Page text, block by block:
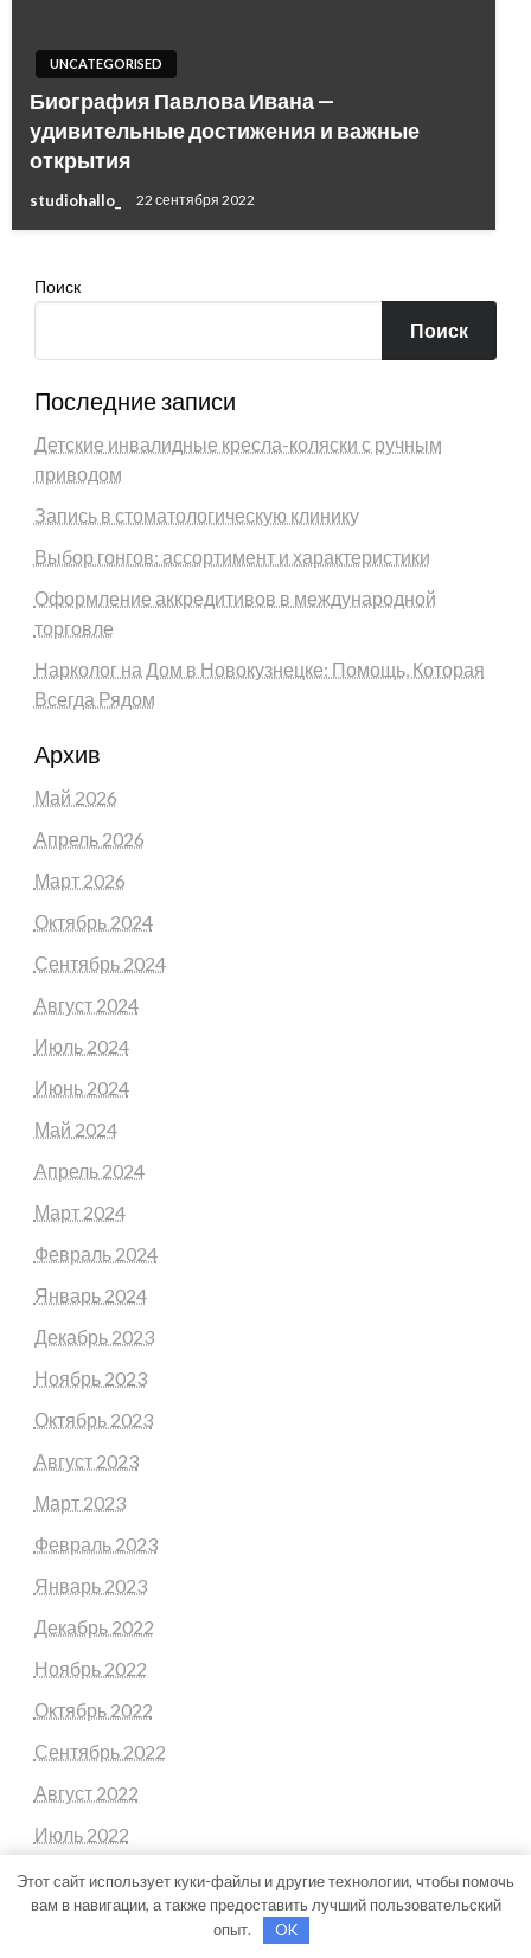
UNCATEGORISED
Биография Павлова Ивана —
удивительные достижения и важные
открытия
studiohallo_ 22 сентября 2022
Поиск
Поиск
Последние записи
Детские инвалидные кресла-коляски с ручным
приводом
Запись в стоматологическую клинику
Выбор гонгов: ассортимент и характеристики
Оформление аккредитивов в международной
торговле
Нарколог на Дом в Новокузнецке: Помощь, Которая
Всегда Рядом
Архив
Май 2026
Апрель 2026
Март 2026
Октябрь 2024
Сентябрь 2024
Август 2024
Июль 2024
Июнь 2024
Май 2024
Апрель 2024
Март 2024
Февраль 2024
Январь 2024
Декабрь 2023
Ноябрь 2023
Октябрь 2023
Август 2023
Март 2023
Февраль 2023
Январь 2023
Декабрь 2022
Ноябрь 2022
Октябрь 2022
Сентябрь 2022
Август 2022
Июль 2022
Июнь 2022
Май 2022
Этот сайт использует куки-файлы и другие технологии, чтобы помочь
вам в навигации, а также предоставить лучший пользовательский
опыт.
OK